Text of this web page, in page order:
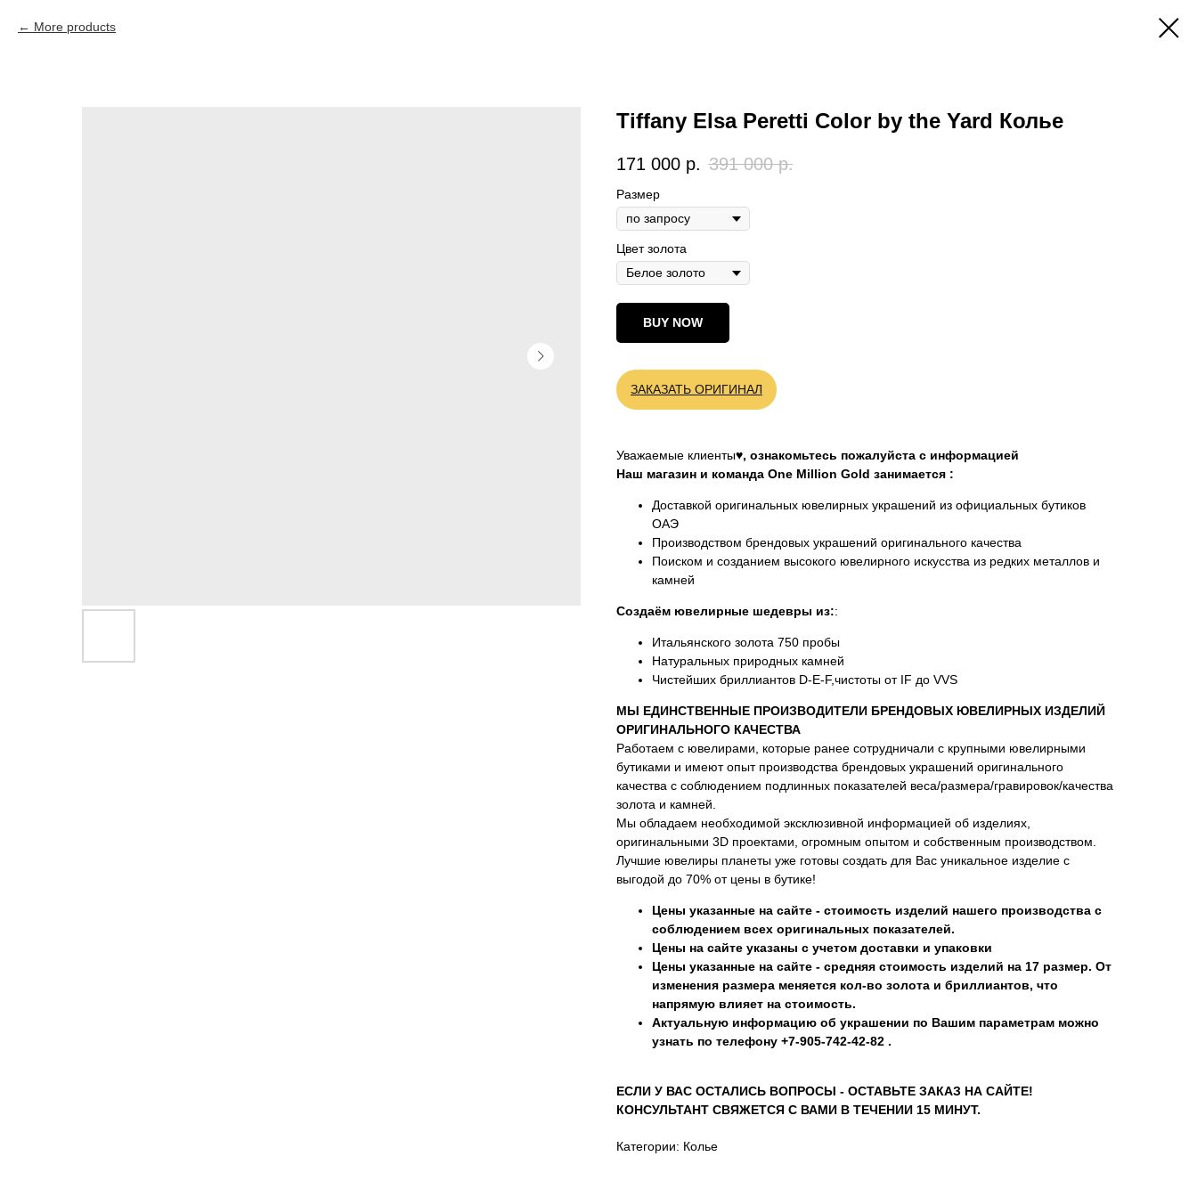
More products
Tiffany Elsa Peretti Color by the Yard Колье
171 000 р. 391 000 р.
Размер
Цвет золота
BUY NOW
ЗАКАЗАТЬ ОРИГИНАЛ
Уважаемые клиенты♥, ознакомьтесь пожалуйста с информацией
Наш магазин и команда One Million Gold занимается :
Доставкой оригинальных ювелирных украшений из официальных бутиков
ОАЭ
Производством брендовых украшений оригинального качества
Поиском и созданием высокого ювелирного искусства из редких металлов и
камней
Создаём ювелирные шедевры из::
Итальянского золота 750 пробы
Натуральных природных камней
Чистейших бриллиантов D-E-F,чистоты от IF до VVS
МЫ ЕДИНСТВЕННЫЕ ПРОИЗВОДИТЕЛИ БРЕНДОВЫХ ЮВЕЛИРНЫХ ИЗДЕЛИЙ
ОРИГИНАЛЬНОГО КАЧЕСТВА
Работаем с ювелирами, которые ранее сотрудничали с крупными ювелирными
бутиками и имеют опыт производства брендовых украшений оригинального
качества с соблюдением подлинных показателей веса/размера/гравировок/качества
золота и камней.
Мы обладаем необходимой эксклюзивной информацией об изделиях,
оригинальными 3D проектами, огромным опытом и собственным производством.
Лучшие ювелиры планеты уже готовы создать для Вас уникальное изделие с
выгодой до 70% от цены в бутике!
Цены указанные на сайте - стоимость изделий нашего производства с
соблюдением всех оригинальных показателей.
Цены на сайте указаны с учетом доставки и упаковки
Цены указанные на сайте - средняя стоимость изделий на 17 размер. От
изменения размера меняется кол-во золота и бриллиантов, что
напрямую влияет на стоимость.
Актуальную информацию об украшении по Вашим параметрам можно
узнать по телефону +7-905-742-42-82 .
ЕСЛИ У ВАС ОСТАЛИСЬ ВОПРОСЫ - ОСТАВЬТЕ ЗАКАЗ НА САЙТЕ!
КОНСУЛЬТАНТ СВЯЖЕТСЯ С ВАМИ В ТЕЧЕНИИ 15 МИНУТ.
Категории: Колье